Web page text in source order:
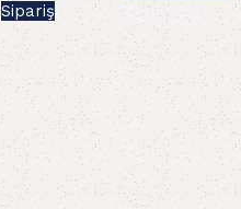
Sipariş